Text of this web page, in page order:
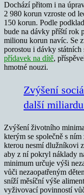
Dochází přitom i na
2 980 korun vzroste od
150 korun. Podle
bude na dávky příští rok
milionu korun navíc. Se
porostou i dávky
přídavek na dítě,
hmotné nouzi.
Zvýšení
další
Zvýšení životního
kterým se společně s
kterou nesmí dlužníkovi
aby z ní pokryl náklady
minimum určuje výši
vůči nezaopatřeným
sníží měsíční výše
vyživovací povinností